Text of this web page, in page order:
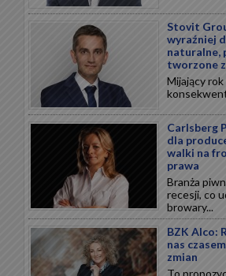
Stovit
wyraźniej
naturalne,
tworzone
Mijający
Carlsberg
dla
walki na
prawa
Branża
recesji, co
browary...
BZK Alco:
nas
zmian
To